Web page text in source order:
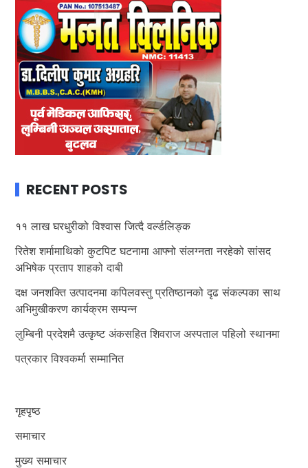
RECENT POSTS
११ लाख घरधुरीको विश्वास जित्दै वर्ल्डलिङ्क
रितेश शर्मामाथिको कुटपिट घटनामा आफ्नो संलग्नता नरहेको सांसद
अभिषेक प्रताप शाहको दाबी
दक्ष जनशक्ति उत्पादनमा कपिलवस्तु प्रतिष्ठानको दृढ संकल्पका साथ
अभिमुखीकरण कार्यक्रम सम्पन्न
लुम्बिनी प्रदेशमै उत्कृष्ट अंकसहित शिवराज अस्पताल पहिलो स्थानमा
पत्रकार विश्वकर्मा सम्मानित
गृहपृष्ठ
समाचार
मुख्य समाचार